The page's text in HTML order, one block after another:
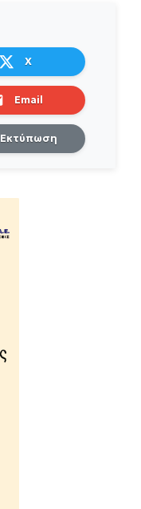
X
Email
Εκτύπωση